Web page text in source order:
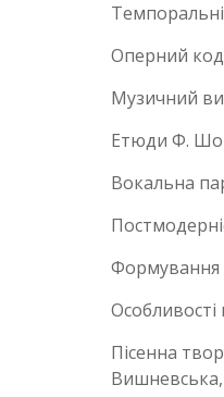
Оперний код
Музичний
Етюди Ф.
Вокальна
Формування
Пісенна